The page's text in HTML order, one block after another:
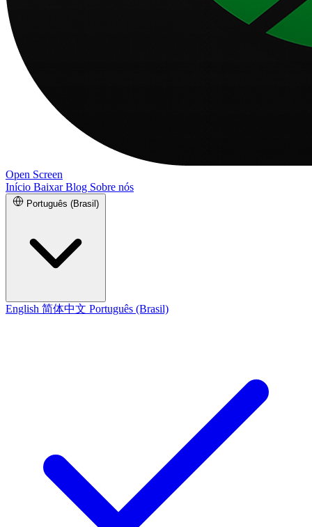
Open Screen
Início BaixarBlog Sobre nós
Português (Brasil)
English 简体中文 Português (Brasil)